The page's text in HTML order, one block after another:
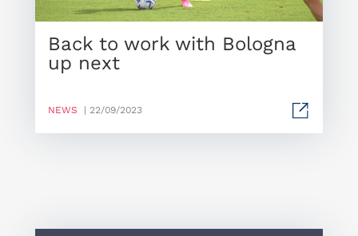
Back to work with Bologna
up next
NEWS | 22/09/2023